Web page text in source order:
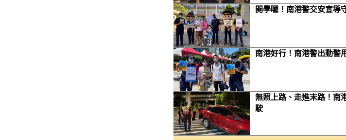
開學囉！南港警交安宣導
南港好行！南港警出動警
無照上路、走進末路！南
駛